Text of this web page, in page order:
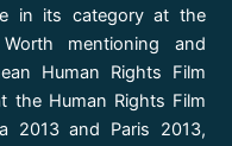
in its category at the
mentioning and
Human Rights Film
the Human Rights Film
2013 and Paris 2013,